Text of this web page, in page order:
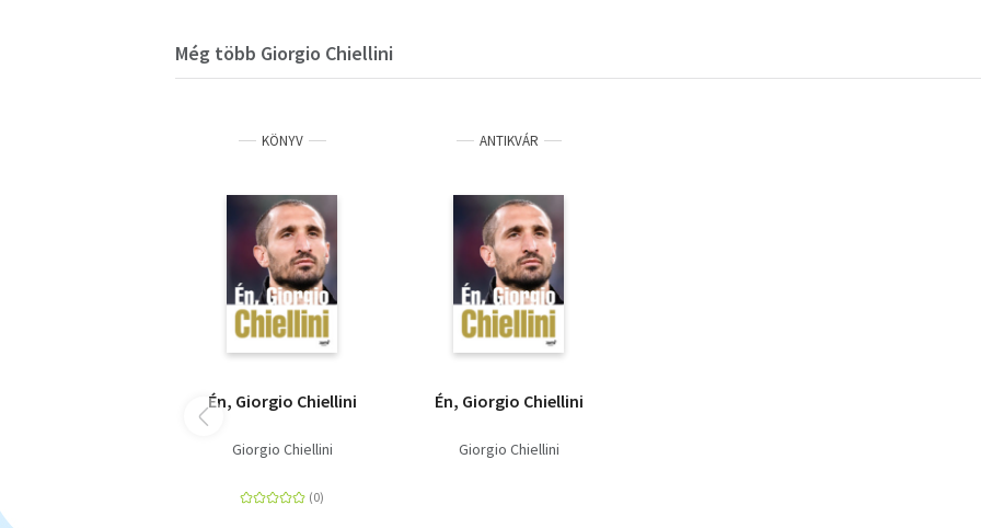
Még több Giorgio Chiellini
KÖNYV
Én, Giorgio Chiellini
Giorgio Chiellini
ANTIKVÁR
Én, Giorgio Chiellini
Giorgio Chiellini